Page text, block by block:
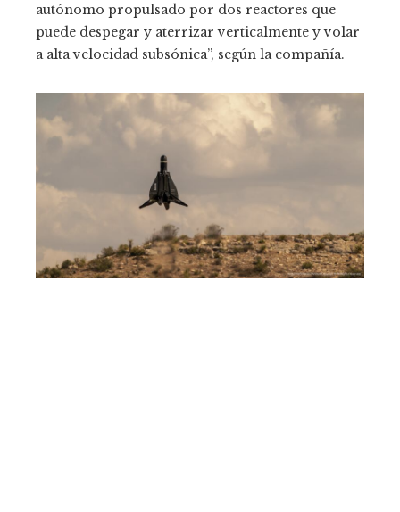
autónomo propulsado por dos reactores que
puede despegar y aterrizar verticalmente y volar
a alta velocidad subsónica”, según la compañía.